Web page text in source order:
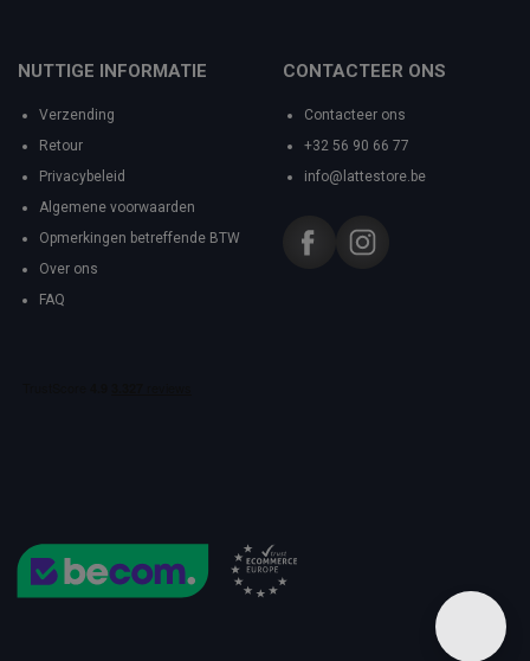
NUTTIGE INFORMATIE
Verzending
Retour
Privacybeleid
Algemene voorwaarden
Opmerkingen betreffende BTW
Over ons
FAQ
CONTACTEER ONS
Contacteer ons
+32 56 90 66 77
info@lattestore.be